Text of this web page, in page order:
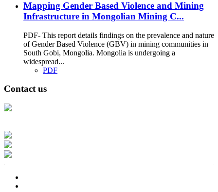
Mapping Gender Based Violence and Mining
Infrastructure in Mongolian Mining C...
PDF- This report details findings on the prevalence and nature
of Gender Based Violence (GBV) in mining communities in
South Gobi, Mongolia. Mongolia is undergoing a
widespread...
PDF
Contact us